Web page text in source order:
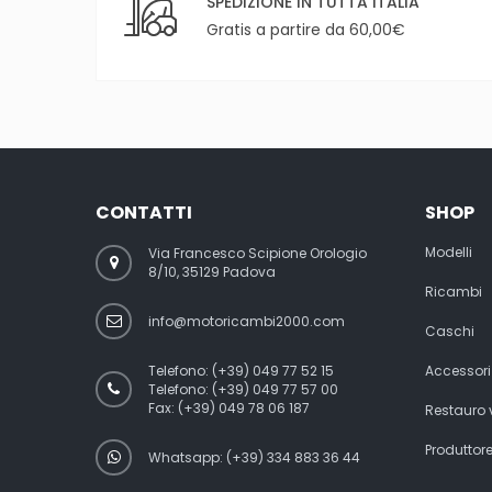
Gratis a partire da 60,00€
CONTATTI
Via Francesco Scipione Orologio
8/10, 35129 Padova
info@motoricambi2000.com
Telefono: (+39) 049 77 52 15
Telefono: (+39) 049 77 57 00
Fax: (+39) 049 78 06 187
Whatsapp: (+39) 334 883 36 44
SHOP
Modelli
Ricambi
Caschi
Restauro
Produttore